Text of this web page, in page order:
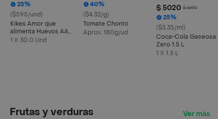
25%
($595/und)
Kikes Amor que
alimenta Huevos AA
Rojos L
1 X 30.0 Und
40%
($4.32/g)
Tomate Chonto
Aprox. 180g/ud
$ 5020 $ 6690
25%
($3.35/ml)
Coca-Cola Gaseosa
Zero 1.5 L
1 X 1.5 L
Frutas y verduras Ver más